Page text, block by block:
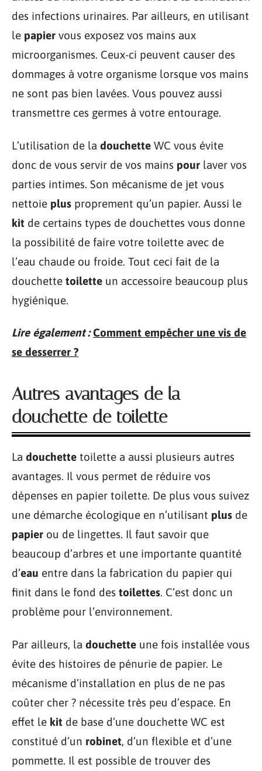
des infections urinaires. Par ailleurs, en utilisant
le papier vous exposez vos mains aux
microorganismes. Ceux-ci peuvent causer des
dommages à votre organisme lorsque vos mains
ne sont pas bien lavées. Vous pouvez aussi
transmettre ces germes à votre entourage.
L’utilisation de la douchette WC vous évite
donc de vous servir de vos mains pour laver vos
parties intimes. Son mécanisme de jet vous
nettoie plus proprement qu’un papier. Aussi le
kit de certains types de douchettes vous donne
la possibilité de faire votre toilette avec de
l’eau chaude ou froide. Tout ceci fait de la
douchette toilette un accessoire beaucoup plus
hygiénique.
Lire également : Comment empêcher une vis de
se desserrer ?
Autres avantages de la
douchette de toilette
La douchette toilette a aussi plusieurs autres
avantages. Il vous permet de réduire vos
dépenses en papier toilette. De plus vous suivez
une démarche écologique en n’utilisant plus de
papier ou de lingettes. Il faut savoir que
beaucoup d’arbres et une importante quantité
d’eau entre dans la fabrication du papier qui
finit dans le fond des toilettes. C’est donc un
problème pour l’environnement.
Par ailleurs, la douchette une fois installée vous
évite des histoires de pénurie de papier. Le
mécanisme d’installation en plus de ne pas
coûter cher ? nécessite très peu d’espace. En
effet le kit de base d’une douchette WC est
constitué d’un robinet, d’un flexible et d’une
pommette. Il est possible de trouver des